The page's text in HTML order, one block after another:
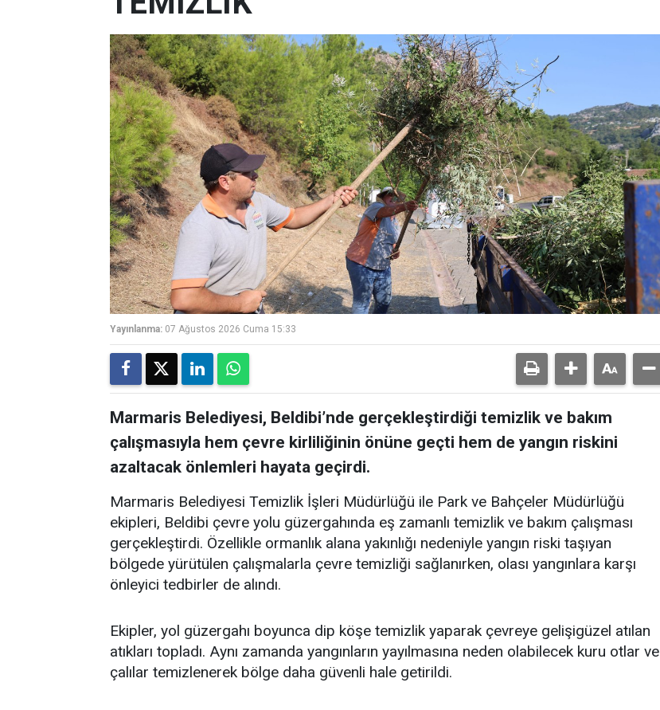
Yayınlanma: 07 Ağustos 2026 Cuma 15:33
Marmaris Belediyesi, Beldibi’nde gerçekleştirdiği temizlik ve bakım
çalışmasıyla hem çevre kirliliğinin önüne geçti hem de yangın riskini
azaltacak önlemleri hayata geçirdi.
Marmaris Belediyesi Temizlik İşleri Müdürlüğü ile Park ve Bahçeler Müdürlüğü
ekipleri, Beldibi çevre yolu güzergahında eş zamanlı temizlik ve bakım çalışması
gerçekleştirdi. Özellikle ormanlık alana yakınlığı nedeniyle yangın riski taşıyan
bölgede yürütülen çalışmalarla çevre temizliği sağlanırken, olası yangınlara karşı
önleyici tedbirler de alındı.
Ekipler, yol güzergahı boyunca dip köşe temizlik yaparak çevreye gelişigüzel atılan
atıkları topladı. Aynı zamanda yangınların yayılmasına neden olabilecek kuru otlar ve
çalılar temizlenerek bölge daha güvenli hale getirildi.